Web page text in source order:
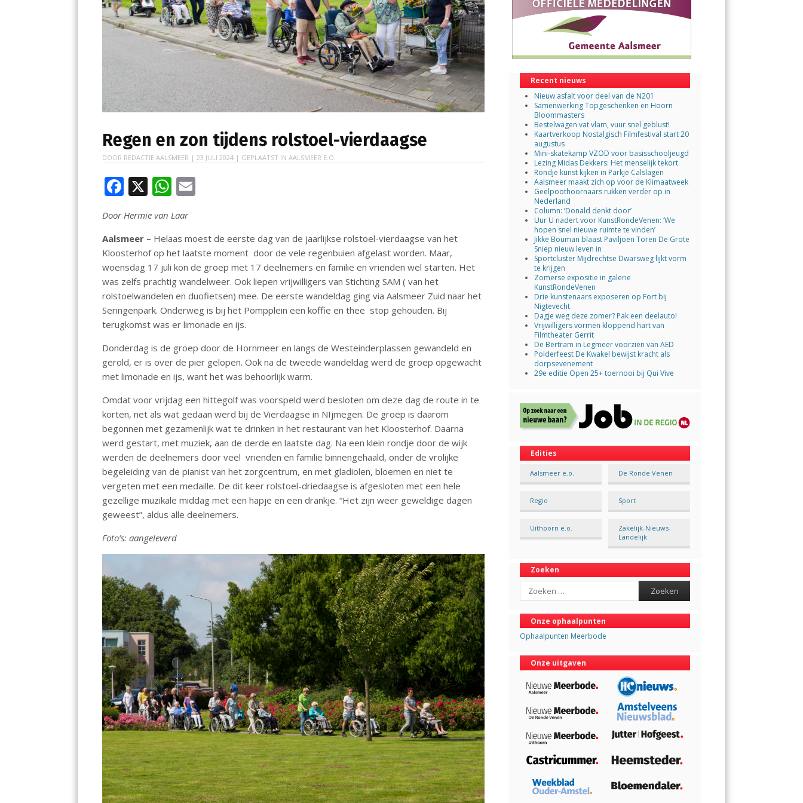
Regen en zon tijdens rolstoel-vierdaagse
DOOR REDACTIE AALSMEER |23 JULI 2024 | GEPLAATST INAALSMEER E.O.
F
ac
e
b
o
o
k
X W
h
at
s
A
p
p
l
Door Hermie van Laar
Aalsmeer – Helaas moest de eerste dag van de jaarlijkse rolstoel-vierdaagse van het
Kloosterhof op het laatste moment door de vele regenbuien afgelast worden. Maar,
woensdag 17 juli kon de groep met 17 deelnemers en familie en vrienden wel starten. Het
was zelfs prachtig wandelweer. Ook liepen vrijwilligers van Stichting SAM ( van het
rolstoelwandelen en duofietsen) mee. De eerste wandeldag ging via Aalsmeer Zuid naar het
Seringenpark. Onderweg is bij het Pompplein een koffie en thee stop gehouden. Bij
terugkomst was er limonade en ijs.
Donderdag is de groep door de Hornmeer en langs de Westeinderplassen gewandeld en
gerold, er is over de pier gelopen. Ook na de tweede wandeldag werd de groep opgewacht
met limonade en ijs, want het was behoorlijk warm.
Omdat voor vrijdag een hittegolf was voorspeld werd besloten om deze dag de route in te
korten, net als wat gedaan werd bij de Vierdaagse in NIjmegen. De groep is daarom
begonnen met gezamenlijk wat te drinken in het restaurant van het Kloosterhof. Daarna
werd gestart, met muziek, aan de derde en laatste dag. Na een klein rondje door de wijk
werden de deelnemers door veel vrienden en familie binnengehaald, onder de vrolijke
begeleiding van de pianist van het zorgcentrum, en met gladiolen, bloemen en niet te
vergeten met een medaille. De dit keer rolstoel-driedaagse is afgesloten met een hele
gezellige muzikale middag met een hapje en een drankje. “Het zijn weer geweldige dagen
geweest”, aldus alle deelnemers.
Foto’s: aangeleverd
Recent nieuws
Nieuw asfalt voor deel van de N201
Samenwerking Topgeschenken en Hoorn
Bloommasters
Bestelwagen vat vlam, vuur snel geblust!
Kaartverkoop Nostalgisch Filmfestival start 20
augustus
Mini-skatekamp VZOD voor basisschooljeugd
Lezing Midas Dekkers: Het menselijk tekort
Rondje kunst kijken in Parkje Calslagen
Aalsmeer maakt zich op voor de Klimaatweek
Geelpoothoornaars rukken verder op in
Nederland
Column: ‘Donald denkt door’
Uur U nadert voor KunstRondeVenen: ‘We
hopen snel nieuwe ruimte te vinden’
Jikke Bouman blaast Paviljoen Toren De Grote
Sniep nieuw leven in
Sportcluster Mijdrechtse Dwarsweg lijkt vorm
te krijgen
Zomerse expositie in galerie
KunstRondeVenen
Drie kunstenaars exposeren op Fort bij
Nigtevecht
Dagje weg deze zomer? Pak een deelauto!
Vrijwilligers vormen kloppend hart van
Filmtheater Gerrit
De Bertram in Legmeer voorzien van AED
Polderfeest De Kwakel bewijst kracht als
dorpsevenement
29e editie Open 25+ toernooi bij Qui Vive
Edities
Aalsmeer e.o. De Ronde Venen
Regio Sport
Uithoorn e.o.
Zakelijk-Nieuws-
Landelijk
Zoeken
Search
Onze ophaalpunten
Ophaalpunten Meerbode
Onze uitgaven